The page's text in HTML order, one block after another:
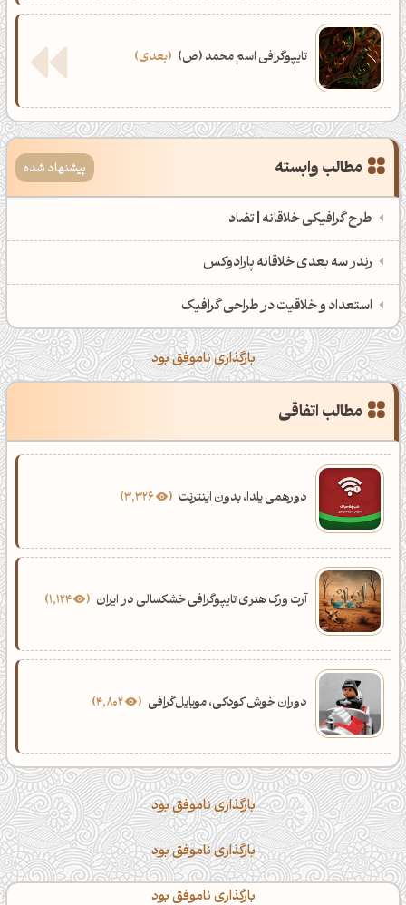
تایپوگرافی اسم محمد (ص) بعدی
مطالب وابسته پیشنهاد شده
طرح گرافیکی خلاقانه | تضاد
رندر سه بعدی خلاقانه پارادوکس
استعداد و خلاقیت در طراحی گرافیک
بارگذاری ناموفق بود
مطالب اتفاقی
دورهمی یلدا، بدون اینترنت
آرت ورک هنری تایپوگرافی خشکسالی در ایران 1,124
دوران خوش کودکی، موبایل‌گرافی 4,802
بارگذاری ناموفق بود
بارگذاری ناموفق بود
بارگذاری ناموفق بود
صبحت بخیر❤️
کپل‌آرت رو دنبال کن!
کانال تلگرام
کانال ایــتا
اَپ اندروید اَپ ویندوز